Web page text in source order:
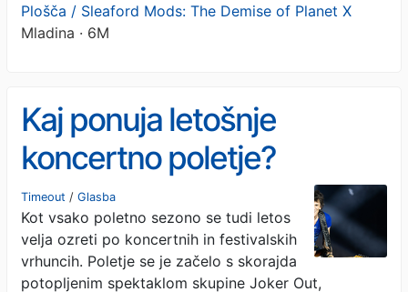
Plošča / Sleaford Mods: The Demise of Planet X
Mladina · 6M
Kaj ponuja letošnje
koncertno poletje?
Timeout / Glasba
Kot vsako poletno sezono se tudi letos
velja ozreti po koncertnih in festivalskih
vrhuncih. Poletje se je začelo s skorajda
potopljenim spektaklom skupine Joker Out,